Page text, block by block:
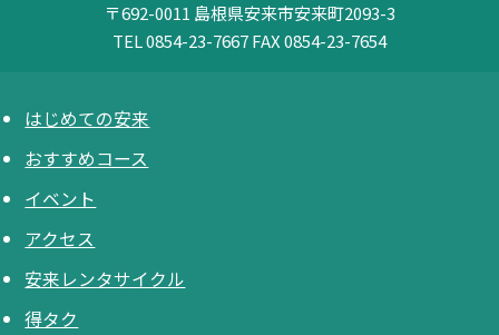
〒692-0011 島根県安来市安来町2093-3
TEL 0854-23-7667FAX 0854-23-7654
はじめての安来
おすすめコース
イベント
アクセス
安来レンタサイクル
得タク